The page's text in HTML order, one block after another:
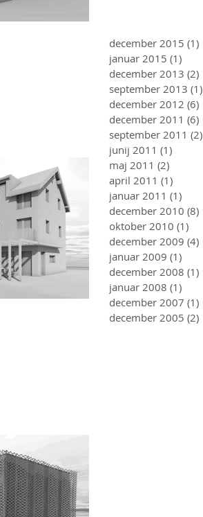
december 2015 (1)
januar 2015 (1)
december 2013 (2)
september 2013 (1)
december 2012 (6)
december 2011 (6)
september 2011 (2)
junij 2011 (1)
maj 2011 (2)
april 2011 (1)
januar 2011 (1)
december 2010 (8)
oktober 2010 (1)
december 2009 (4)
januar 2009 (1)
december 2008 (1)
januar 2008 (1)
december 2007 (1)
december 2005 (2)